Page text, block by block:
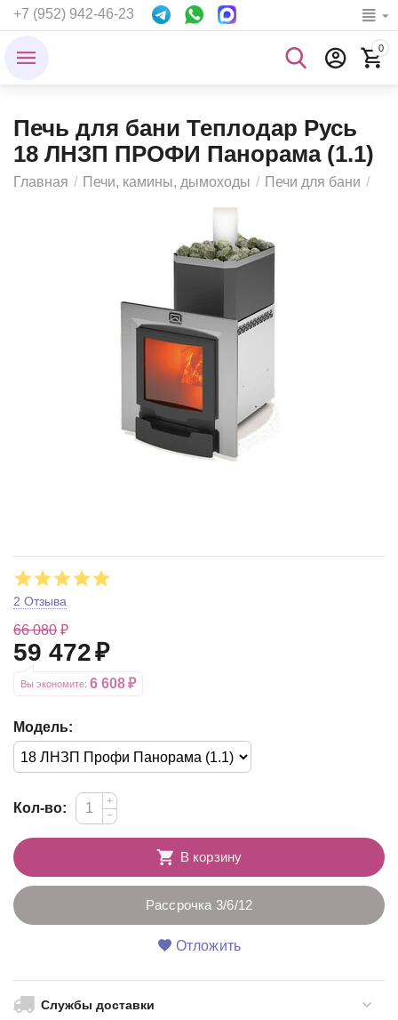
+7 (952) 942-46-23
0
Печь для бани Теплодар Русь
18 ЛНЗП ПРОФИ Панорама (1.1)
Главная / Печи, камины, дымоходы / Печи для бани /
2 Отзыва
66 080 ₽
59 472₽
Вы экономите: 6 608₽
Модель:
Кол-во:
+
−
В корзину
Рассрочка 3/6/12
Отложить
Службы доставки